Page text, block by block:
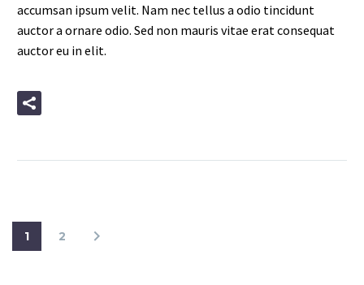
accumsan ipsum velit. Nam nec tellus a odio tincidunt
auctor a ornare odio. Sed non mauris vitae erat consequat
auctor eu in elit.
1 2